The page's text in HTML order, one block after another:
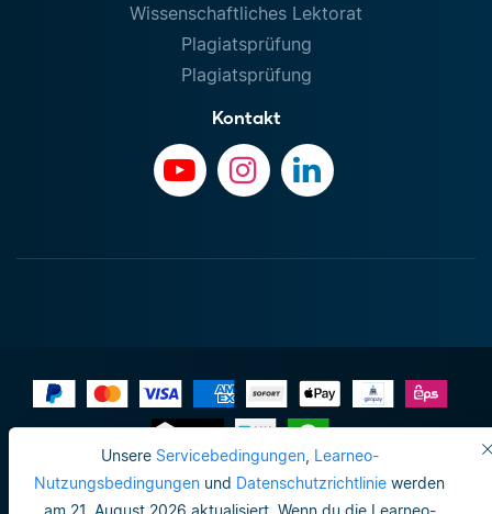
Unsere Servicebedingungen, Learneo-
Nutzungsbedingungen und Datenschutzrichtlinie werden
am 21. August 2026 aktualisiert. Wenn du die Learneo-
Wissenschaftliches Lektorat
Plagiatsprüfung
Plagiatsprüfung
Kontakt
Impressum